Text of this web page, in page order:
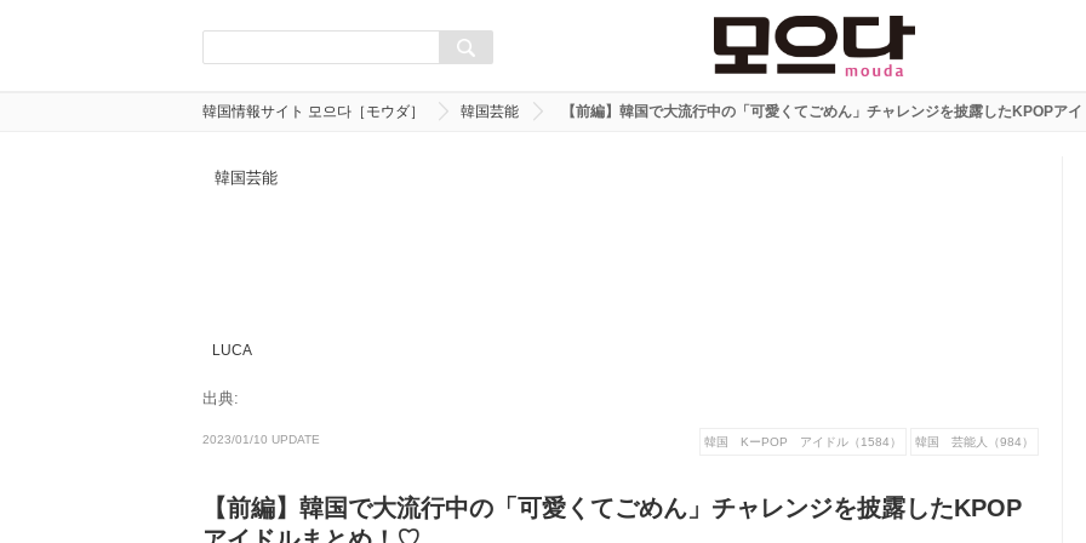
韓国情報サイト 모으다［モウダ］ 韓国芸能 【前編】韓国で大流行中の「可愛くてごめん」チャレンジを披露したKPOPア
韓国芸能
LUCA
出典:
2023/01/10 UPDATE 韓国 KーPOP アイドル（1584） 韓国 芸能人（984）
【前編】韓国で大流行中の「可愛くてごめん」チャレンジを披露したKPOP